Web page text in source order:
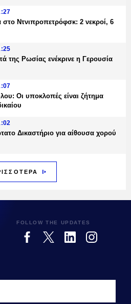
Ντνιπροπετρόφσκ: 2 νεκροί, 6
της Ρωσίας ενέκρινε η Γερουσία
Οι υποκλοπές είναι ζήτημα
Δικαστήριο για αίθουσα χορού
FOLLOW THE UPDATES